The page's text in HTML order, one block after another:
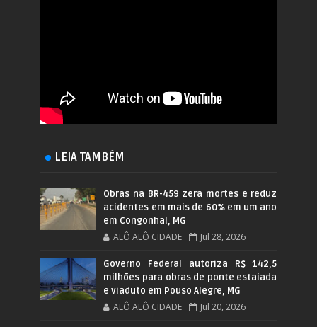
LEIA TAMBÉM
Obras na BR-459 zera mortes e reduz
acidentes em mais de 60% em um ano
em Congonhal, MG
ALÔ ALÔ CIDADE Jul 28, 2026
Governo Federal autoriza R$ 142,5
milhões para obras de ponte estaiada
e viaduto em Pouso Alegre, MG
ALÔ ALÔ CIDADE Jul 20, 2026